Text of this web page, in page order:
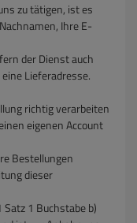
zu tätigen, ist es
Ihre E-
der Dienst auch
Lieferadresse.
richtig verarbeiten
eigenen Account
dieser
1 Buchstabe b)